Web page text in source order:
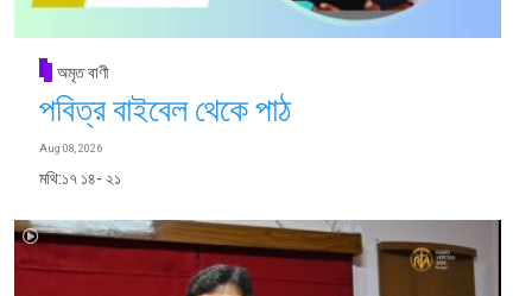
অমৃত বাণী
পবিত্র বাইবেল থেকে পাঠ
Aug 08, 2026
মথি:১৭ ১৪- ২১